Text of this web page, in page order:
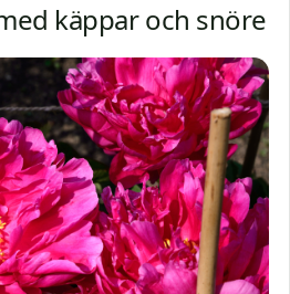
käppar och snöre